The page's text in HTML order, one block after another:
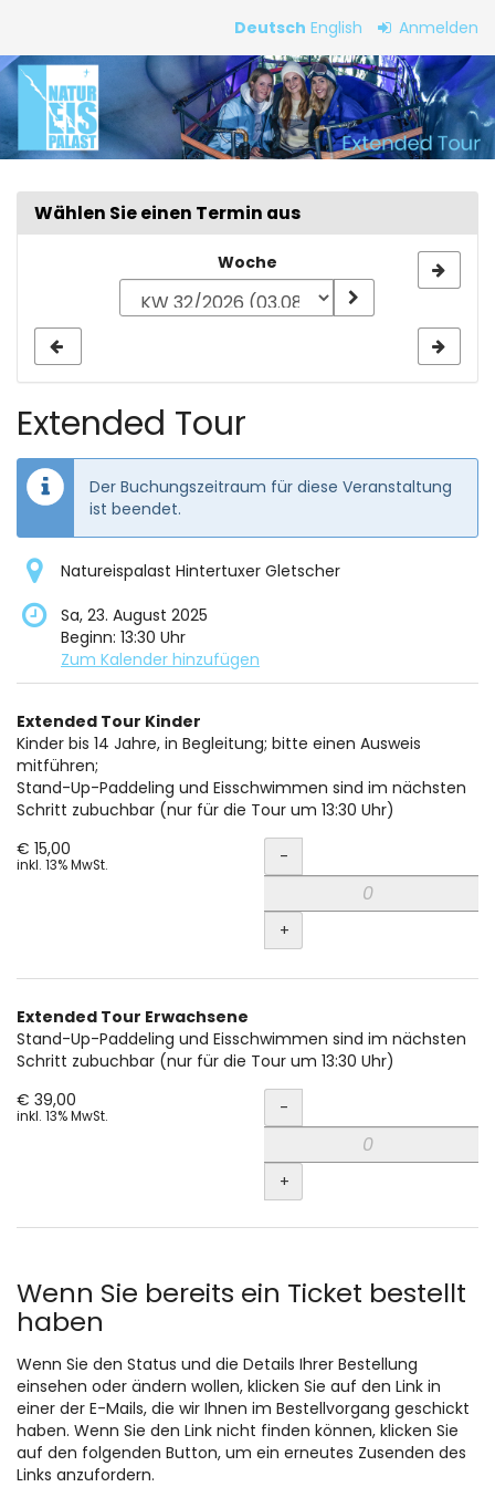
Inhalt
springen
Deutsch English Anmelden
Extended
Tour
Wählen Sie einen Termin aus
zur
Woche
Extended Tour
Der Buchungszeitraum für diese Veranstaltung
ist beendet.
Natureispalast Hintertuxer Gletscher
Sa, 23. August 2025
Beginn: 13:30 Uhr
Zum Kalender hinzufügen
Produkte
Unkategorisierte
Produkte
Extended Tour Kinder
Kinder bis 14 Jahre, in Begleitung; bitte einen Ausweis
mitführen;
Stand-Up-Paddeling und Eisschwimmen sind im nächsten
Schritt zubuchbar (nur für die Tour um 13:30 Uhr)
€ 15,00
inkl. 13% MwSt. Menge
-
+
Extended Tour Erwachsene
Stand-Up-Paddeling und Eisschwimmen sind im nächsten
Schritt zubuchbar (nur für die Tour um 13:30 Uhr)
€ 39,00
inkl. 13% MwSt. Menge
-
+
Wenn Sie bereits ein Ticket bestellt
haben
Wenn Sie den Status und die Details Ihrer Bestellung
einsehen oder ändern wollen, klicken Sie auf den Link in
einer der E-Mails, die wir Ihnen im Bestellvorgang geschickt
haben. Wenn Sie den Link nicht finden können, klicken Sie
auf den folgenden Button, um ein erneutes Zusenden des
Links anzufordern.